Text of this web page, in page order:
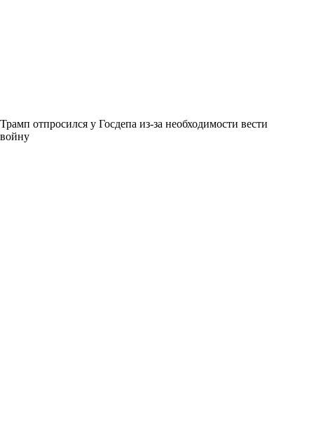
Трамп отпросился у Госдепа из-за необходимости вести
войну